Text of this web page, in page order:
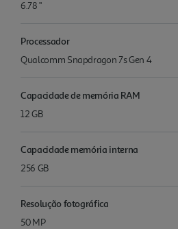
6.78 "
Processador
Qualcomm Snapdragon 7s Gen 4
Capacidade de memória RAM
12 GB
Capacidade memória interna
256 GB
Resolução fotográfica
50 MP